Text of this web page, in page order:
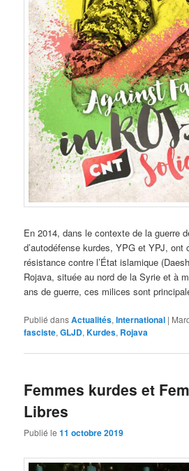
En 2014, dans le contexte de la guerre
d’autodéfense kurdes, YPG et YPJ, ont
résistance contre l’État islamique
Rojava, située au nord de la Syrie et à
ans de guerre, ces milices sont
Publié dansActualités,International |
fasciste,GLJD,Kurdes, Rojava
Femmes kurdes et
Libres
Publié le11 octobre 2019